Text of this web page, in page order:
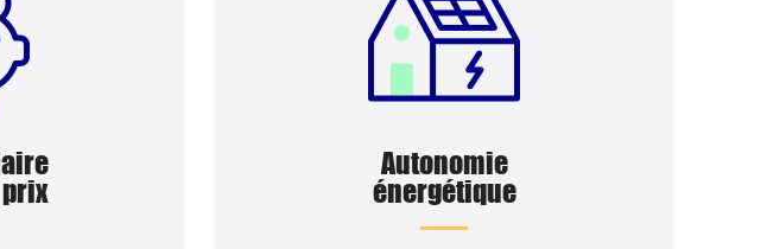
Autonomie
énergétique